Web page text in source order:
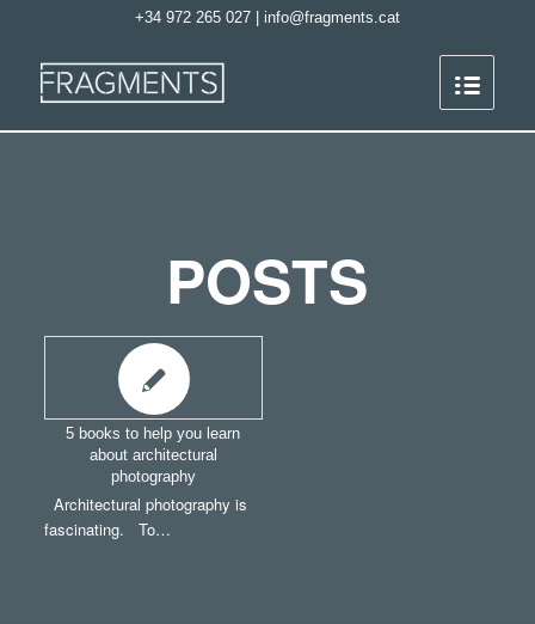
+34 972 265 027| info@fragments.cat
POSTS
5 books to help you learn
about architectural
photography
Architectural photography is
fascinating. To…